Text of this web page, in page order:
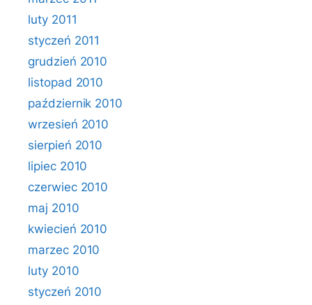
luty 2011
styczeń 2011
grudzień 2010
listopad 2010
październik 2010
wrzesień 2010
sierpień 2010
lipiec 2010
czerwiec 2010
maj 2010
kwiecień 2010
marzec 2010
luty 2010
styczeń 2010